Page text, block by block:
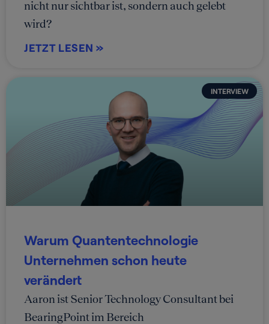
nicht nur sichtbar ist, sondern auch gelebt
wird?
JETZT LESEN »
INTERVIEW
Warum Quantentechnologie
Unternehmen schon heute
verändert
Aaron ist Senior Technology Consultant bei
BearingPoint im Bereich